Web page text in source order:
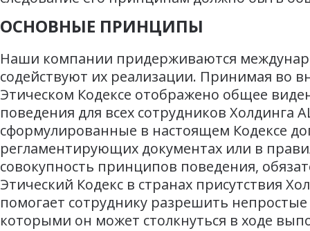
ОСНОВНЫЕ ПРИНЦИПЫ
Наши компании придерживаются
содействуют их реализации. Принимая во
Этическом Кодексе отображено общее
поведения для всех сотрудников
сформулированные в настоящем Кодексе
регламентирующих документах или в
совокупность принципов поведения,
Этический Кодекс в странах присутствия
помогает сотруднику разрешить
которыми он может столкнуться в ходе